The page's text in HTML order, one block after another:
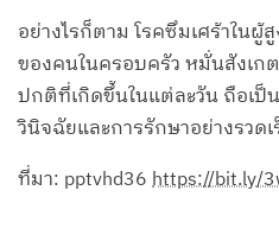
อย่างไรก็ตาม โรคซึมเศร้าในผู้
ของคนในครอบครัว หมั่นสังเ
ปกติที่เกิดขึ้นในแต่ละวัน ถือเป็
วินิจฉัยและการรักษาอย่างรวดเ
ที่มา: pptvhd36https://bit.ly/